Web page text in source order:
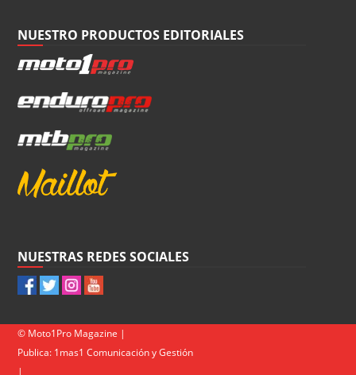
NUESTRO PRODUCTOS EDITORIALES
NUESTRAS REDES SOCIALES
© Moto1Pro Magazine |
Publica: 1mas1 Comunicación y Gestión
|